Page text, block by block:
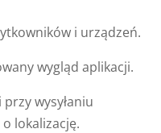
i urządzeń.
wygląd aplikacji.
wysyłaniu
lokalizację.